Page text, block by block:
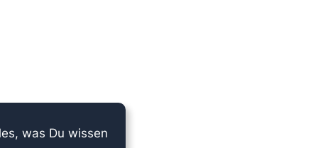
was Du wissen